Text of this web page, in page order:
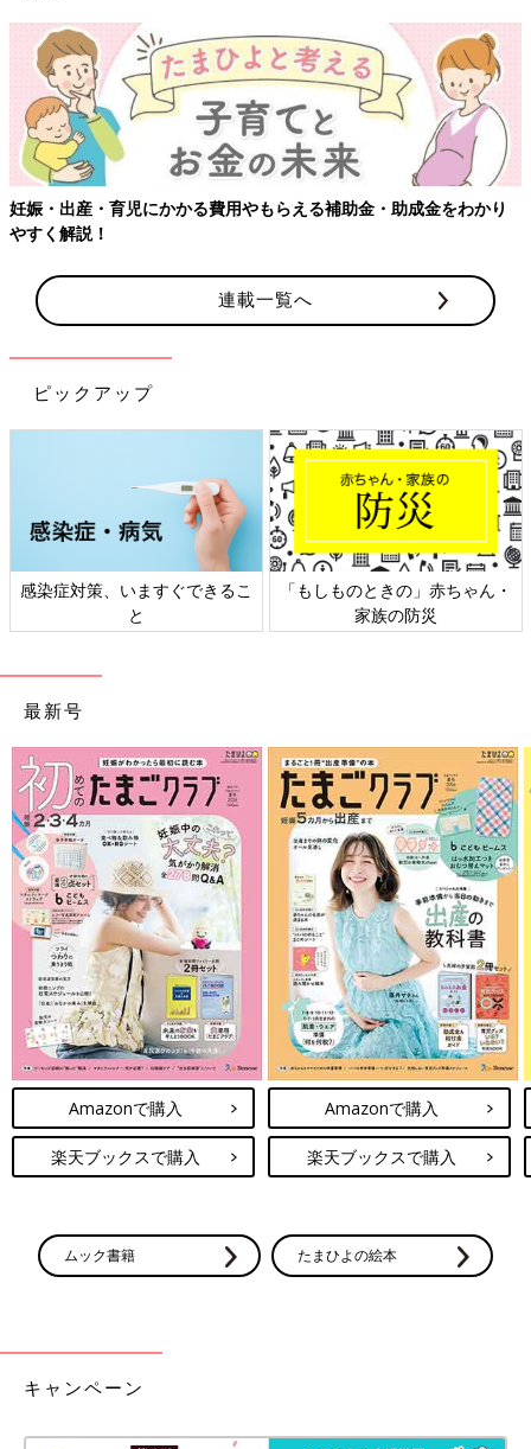
【ワクチン接種できるものも】妊婦の感染症対策、知っておいて
連載一覧へ
ピックアップ
・
日本外来小児科学会リーフレッ
六星占術 細木かおりさんの
相談
最新号
Amazonで購入
楽天ブックスで購入
Amazonで購入
楽天ブックスで購入
ムック書籍 たまひよの絵本
キャンペーン